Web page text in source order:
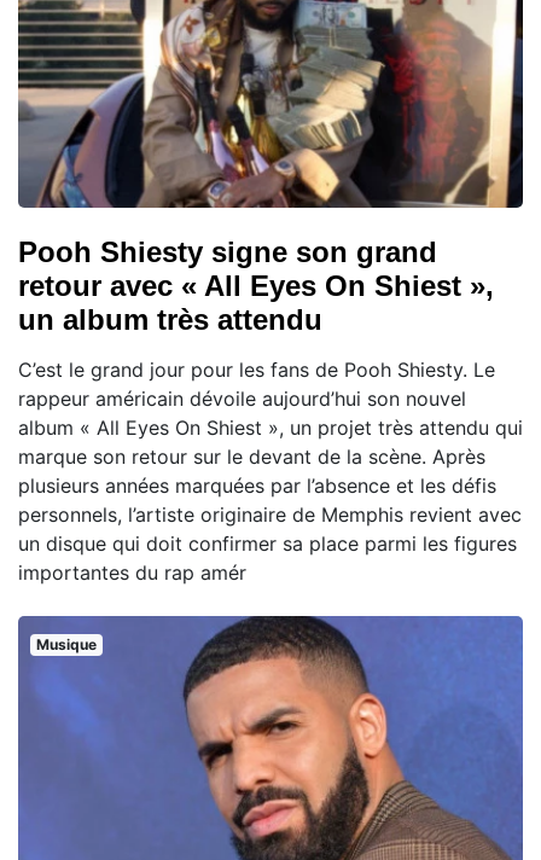
Pooh Shiesty signe son grand
retour avec « All Eyes On Shiest »,
un album très attendu
C’est le grand jour pour les fans de Pooh Shiesty. Le
rappeur américain dévoile aujourd’hui son nouvel
album « All Eyes On Shiest », un projet très attendu qui
marque son retour sur le devant de la scène. Après
plusieurs années marquées par l’absence et les défis
personnels, l’artiste originaire de Memphis revient avec
un disque qui doit confirmer sa place parmi les figures
importantes du rap amér
Musique